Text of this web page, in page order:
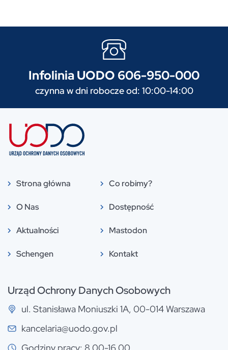
Infolinia UODO 606-950-000
czynna w dni robocze od: 10:00-14:00
Strona główna
O Nas
Aktualności
Schengen
Co robimy?
Dostępność
Mastodon
Kontakt
Urząd Ochrony Danych Osobowych
ul. Stanisława Moniuszki 1A, 00-014 Warszawa
kancelaria@uodo.gov.pl